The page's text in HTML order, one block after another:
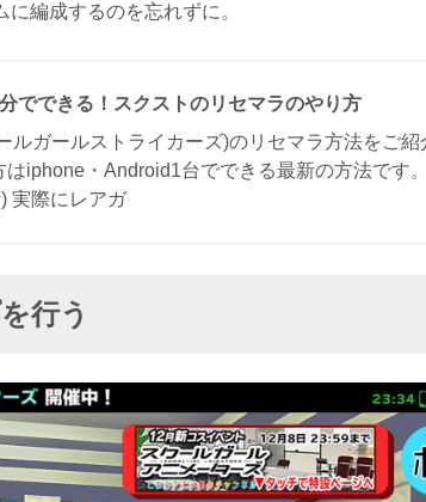
編成するのを忘れずに。
分でできる！スクストのリセマラのやり方
ルガールストライカーズ)のリセマラ方法をご紹
はiphone・Android1台でできる最新の方法です
実際にレアガ
行う